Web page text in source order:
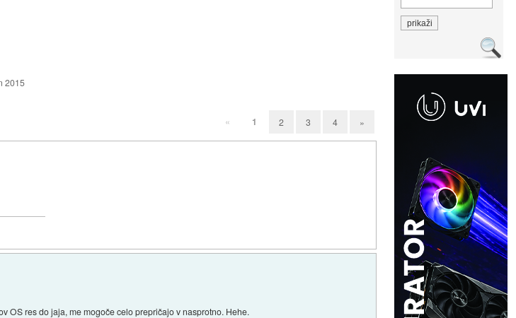
2015
« 1 2 3 4 »
OS res do jaja, me mogoče celo prepričajo v nasprotno. Hehe.